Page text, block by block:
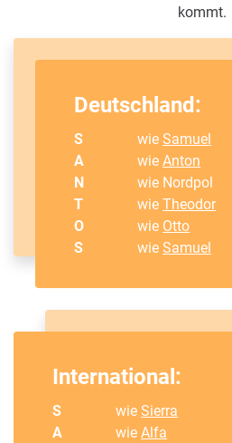
kommt.
Deutschland:
S wieSamuel
A
wieAnton
N
wie Nordpol
T
wieTheodor
O
wie Otto
S
wieSamuel
International:
S wieSierra
A
wieAlfa